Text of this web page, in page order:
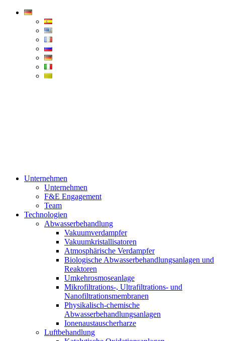
Condorchem
Unternehmen
Unternehmen
F&E Engagement
Team
Technologien
Abwasserbehandlung
Vakuumverdampfer
Vakuumkristallisatoren
Atmosphärische Verdampfer
Biologische Abwasserbehandlungsanlagen und
Reaktoren
Umkehrosmoseanlage
Mikrofiltrations-, Ultrafiltrations- und
Nanofiltrationsmembranen
Physikalisch-chemische
Abwasserbehandlungsanlagen
Ionenaustauscherharze
Luftbehandlung